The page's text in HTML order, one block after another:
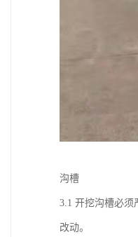
沟槽
3.1 开挖沟槽必须
改动。